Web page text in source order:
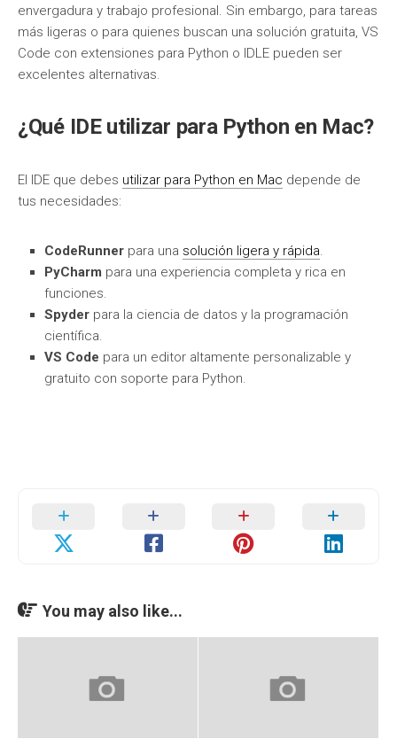
envergadura y trabajo profesional. Sin embargo, para tareas
más ligeras o para quienes buscan una solución gratuita, VS
Code con extensiones para Python o IDLE pueden ser
excelentes alternativas.
¿Qué IDE utilizar para Python en Mac?
El IDE que debes utilizar para Python en Mac depende de
tus necesidades:
CodeRunner para una solución ligera y rápida.
PyCharm para una experiencia completa y rica en
funciones.
Spyder para la ciencia de datos y la programación
científica.
VS Code para un editor altamente personalizable y
gratuito con soporte para Python.
You may also like...